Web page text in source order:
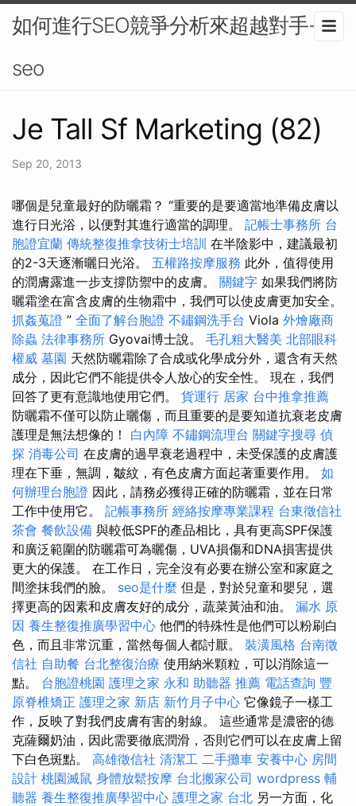
如何進行SEO競爭分析來超越對手-
seo
Je Tall Sf Marketing (82)
Sep 20, 2013
哪個是兒童最好的防曬霜？ “重要的是要適當地準備皮膚以
進行日光浴，以便對其進行適當的調理。 記帳士事務所 台
胞證宜蘭 傳統整復推拿技術士培訓 在半陰影中，建議最初
的2-3天逐漸曬日光浴。 五權路按摩服務 此外，值得使用
的潤膚露進一步支撐防禦中的皮膚。 關鍵字 如果我們將防
曬霜塗在富含皮膚的生物霜中，我們可以使皮膚更加安全。
抓姦蒐證 ” 全面了解台胞證 不鏽鋼洗手台 Viola 外燴廠商
除蟲 法律事務所 Gyovai博士說。 毛孔粗大醫美 北部眼科
權威 墓園 天然防曬霜除了合成或化學成分外，還含有天然
成分，因此它們不能提供令人放心的安全性。 現在，我們
回答了更有意識地使用它們。 貨運行 居家 台中推拿推薦
防曬霜不僅可以防止曬傷，而且重要的是要知道抗衰老皮膚
護理是無法想像的！ 白內障 不鏽鋼流理台 關鍵字搜尋 偵
探 消毒公司 在皮膚的過早衰老過程中，未受保護的皮膚護
理在下垂，無調，皺紋，有色皮膚方面起著重要作用。 如
何辦理台胞證 因此，請務必獲得正確的防曬霜，並在日常
工作中使用它。 記帳事務所 經絡按摩專業課程 台東徵信社
茶會 餐飲設備 與較低SPF的產品相比，具有更高SPF保護
和廣泛範圍的防曬霜可為曬傷，UVA損傷和DNA損害提供
更大的保護。 在工作日，完全沒有必要在辦公室和家庭之
間塗抹我們的臉。 seo是什麼 但是，對於兒童和嬰兒，選
擇更高的因素和皮膚友好的成分，蔬菜黃油和油。 漏水 原
因 養生整復推廣學習中心 他們的特殊性是他們可以粉刷白
色，而且非常沉重，當然每個人都討厭。 裝潢風格 台南徵
信社 自助餐 台北整復治療 使用納米顆粒，可以消除這一
點。 台胞證桃園 護理之家 永和 助聽器 推薦 電話查詢 豐
原脊椎矯正 護理之家 新店 新竹月子中心 它像鏡子一樣工
作，反映了對我們皮膚有害的射線。 這些通常是濃密的德
克薩爾奶油，因此需要徹底潤滑，否則它們可以在皮膚上留
下白色斑點。 高雄徵信社 清潔工 二手攤車 安養中心 房間
設計 桃園滅鼠 身體放鬆按摩 台北搬家公司 wordpress 輔
聽器 養生整復推廣學習中心 護理之家 台北 另一方面，化